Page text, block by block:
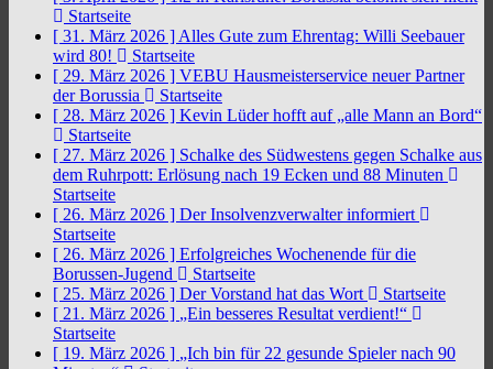
Startseite
[ 31. März 2026 ] Alles Gute zum Ehrentag: Willi Seebauer
wird 80!
Startseite
[ 29. März 2026 ] VEBU Hausmeisterservice neuer Partner
der Borussia
Startseite
[ 28. März 2026 ] Kevin Lüder hofft auf „alle Mann an Bord“
Startseite
[ 27. März 2026 ] Schalke des Südwestens gegen Schalke aus
dem Ruhrpott: Erlösung nach 19 Ecken und 88 Minuten
Startseite
[ 26. März 2026 ] Der Insolvenzverwalter informiert
Startseite
[ 26. März 2026 ] Erfolgreiches Wochenende für die
Borussen-Jugend
Startseite
[ 25. März 2026 ] Der Vorstand hat das Wort
Startseite
[ 21. März 2026 ] „Ein besseres Resultat verdient!“
Startseite
[ 19. März 2026 ] „Ich bin für 22 gesunde Spieler nach 90